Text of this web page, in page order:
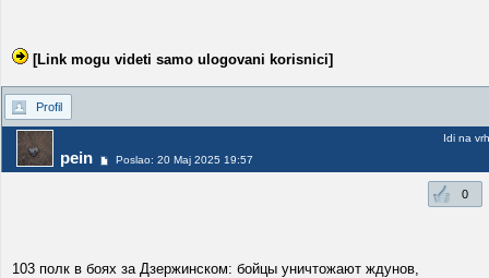
[Link mogu videti samo ulogovani korisnici]
Profil
pein Poslao: 20 Maj 2025 19:57
Idi na vrh
0
103 полк в боях за Дзержинском: бойцы уничтожают ждунов,